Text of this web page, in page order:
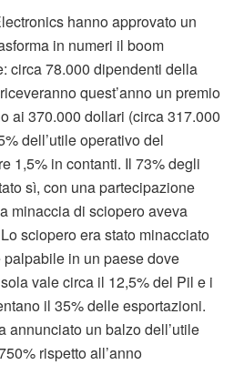
hanno approvato un
in numeri il boom
circa 78.000 dipendenti della
quest’anno un premio
ai 370.000 dollari (circa 317.000
dell’utile operativo del
1,5% in contanti. Il 73% degli
sì, con una partecipazione
minaccia di sciopero aveva
sciopero era stato minacciato
in un paese dove
vale circa il 12,5% del Pil e i
il 35% delle esportazioni.
annunciato un balzo dell’utile
rispetto all’anno